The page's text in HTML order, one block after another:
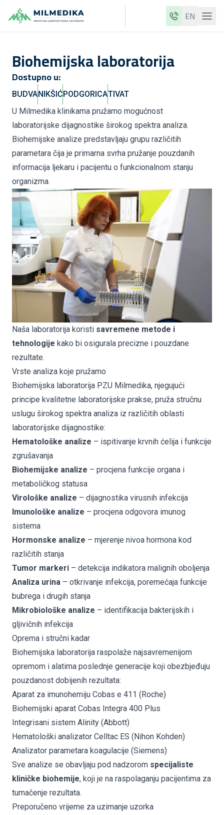
EN
Naše klinike
Usluge
Ljekari
Cjenovnik
O nama
Aktuelnosti
Blog
Kontakt
ME
Biohemijska laboratorija
Dostupno u:
BUDVANIKŠIĆPODGORICATIVAT
U Milmedika klinikama pružamo mogućnost
laboratorijske dijagnostike širokog spektra analiza.
Biohemijske analize predstavljaju grupu različitih
parametara čija je primarna svrha pružanje pouzdanih
informacija ljekaru i pacijentu o funkcionalnom stanju
organizma.
Naša laboratorija koristi savremene metode i
tehnologije kako bi osigurala precizne i pouzdane
rezultate.
Vrste analiza koje pružamo
Biohemijska laboratorija PZU Milmedika, njegujući
principe kvalitetne laboratorijske prakse, pruža stručnu
uslugu širokog spektra analiza iz različitih oblasti
laboratorijske dijagnostike:
Hematološke analize – ispitivanje krvnih ćelija i funkcije
zgrušavanja
Biohemijske analize – procjena funkcije organa i
metaboličkog statusa
Virološke analize – dijagnostika virusnih infekcija
Imunološke analize – procjena odgovora imunog
sistema
Hormonske analize – mjerenje nivoa hormona kod
različitih stanja
Tumor markeri – detekcija indikatora malignih oboljenja
Analiza urina – otkrivanje infekcija, poremećaja funkcije
bubrega i drugih stanja
Mikrobiološke analize – identifikacija bakterijskih i
gljivičnih infekcija
Oprema i stručni kadar
Biohemijska laboratorija raspolaže najsavremenijom
opremom i alatima poslednje generacije koji obezbjeđuju
pouzdanost dobijenih rezultata:
Aparat za imunohemiju Cobas e 411 (Roche)
Biohemijski aparat Cobas Integra 400 Plus
Integrisani sistem Alinity (Abbott)
Hematološki analizator Celltac ES (Nihon Kohden)
Analizator parametara koagulacije (Siemens)
Sve analize se obavljaju pod nadzorom specijaliste
kliničke biohemije, koji je na raspolaganju pacijentima za
tumačenje rezultata.
Preporučeno vrijeme za uzimanje uzorka